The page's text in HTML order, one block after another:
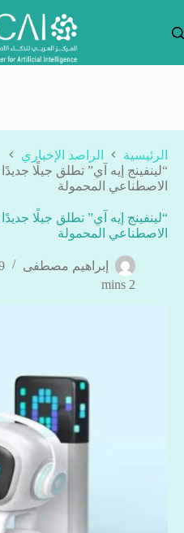
المحتوى
الرئيسية
الراصد الإخباري
“لينفينج إيه آي” تطلق جيلًا
الاصطناعي المحمولة
“لينفينج إيه آي” تطلق جيلًا
الاصطناعي المحمولة
إبراهيم مصطفى
29
2 mins